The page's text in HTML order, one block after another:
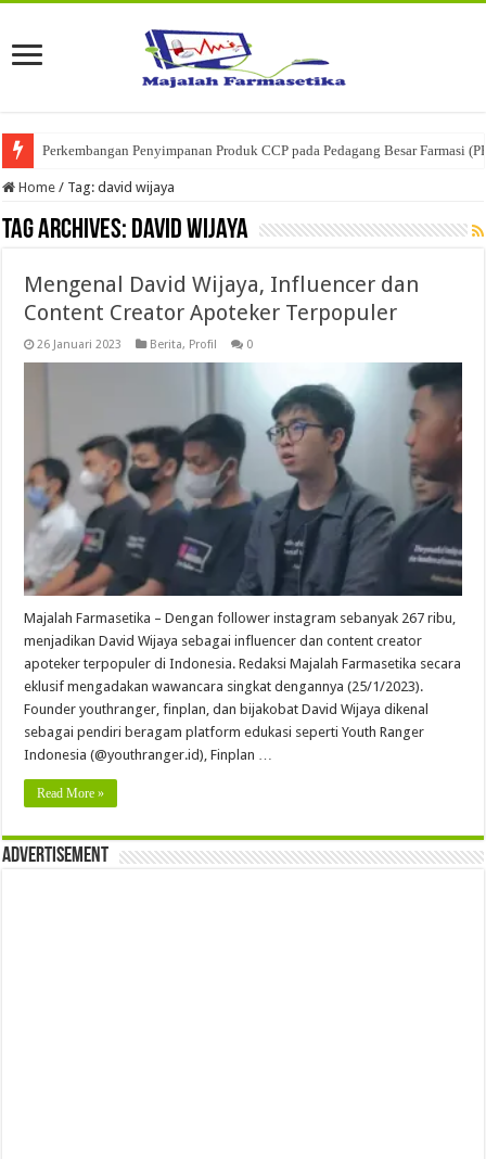
Perkembangan Penyimpanan Produk CCP pada Pedagang Besar Farmasi
Home / Tag:david wijaya
Tag Archives: david wijaya
Mengenal David Wijaya, Influencer dan
Content Creator Apoteker Terpopuler
26 Januari 2023 Berita, Profil 0
Majalah Farmasetika – Dengan follower instagram sebanyak 267 ribu,
menjadikan David Wijaya sebagai influencer dan content creator
apoteker terpopuler di Indonesia. Redaksi Majalah Farmasetika secara
eklusif mengadakan wawancara singkat dengannya (25/1/2023).
Founder youthranger, finplan, dan bijakobat David Wijaya dikenal
sebagai pendiri beragam platform edukasi seperti Youth Ranger
Indonesia (@youthranger.id), Finplan …
Read More »
Advertisement